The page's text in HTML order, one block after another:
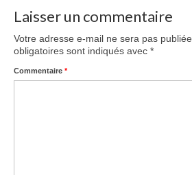
Laisser un commentaire
Votre adresse e-mail ne sera pas publiée.
obligatoires sont indiqués avec *
Commentaire *